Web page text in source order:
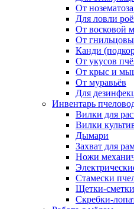
От
Для ловли
От восковой
От
Канди
От укусов
От крыс и
От муравьёв
Для
Инвентарь
Вилки для
Вилки
Дымари
Захват для
Ножи
Стамески
Щетки-сметки
Скребки-